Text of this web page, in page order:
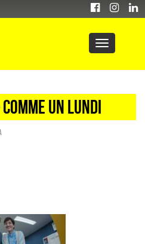
UN LUNDI